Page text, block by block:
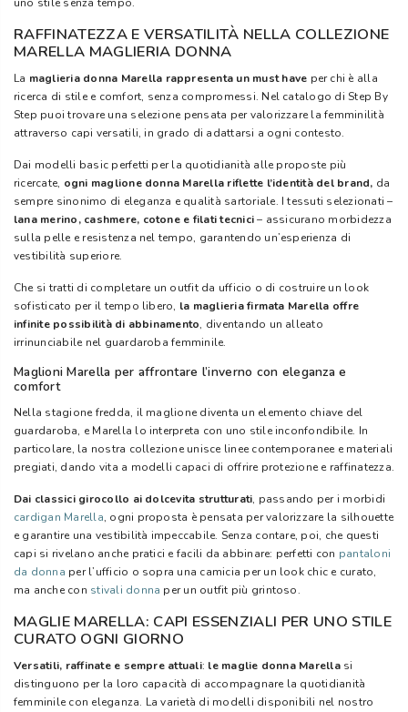
RAFFINATEZZA E VERSATILITÀ NELLA COLLEZIONE
MARELLA MAGLIERIA DONNA
La maglieria donna Marella rappresenta un must have per chi è alla
ricerca di stile e comfort, senza compromessi. Nel catalogo di Step By
Step puoi trovare una selezione pensata per valorizzare la femminilità
attraverso capi versatili, in grado di adattarsi a ogni contesto.
Dai modelli basic perfetti per la quotidianità alle proposte più
ricercate, ogni maglione donna Marella riflette l’identità del brand, da
sempre sinonimo di eleganza e qualità sartoriale. I tessuti selezionati –
lana merino, cashmere, cotone e filati tecnici– assicurano morbidezza
sulla pelle e resistenza nel tempo, garantendo un’esperienza di
vestibilità superiore.
Che si tratti di completare un outfit da ufficio o di costruire un look
sofisticato per il tempo libero, la maglieria firmata Marella offre
infinite possibilità di abbinamento, diventando un alleato
irrinunciabile nel guardaroba femminile.
Maglioni Marella per affrontare l’inverno con eleganza e
comfort
Nella stagione fredda, il maglione diventa un elemento chiave del
guardaroba, e Marella lo interpreta con uno stile inconfondibile. In
particolare, la nostra collezione unisce linee contemporanee e materiali
pregiati, dando vita a modelli capaci di offrire protezione e raffinatezza.
Dai classici girocollo ai dolcevita strutturati, passando per i morbidi
cardigan Marella, ogni proposta è pensata per valorizzare la silhouette
e garantire una vestibilità impeccabile. Senza contare, poi, che questi
capi si rivelano anche pratici e facili da abbinare: perfetti con pantaloni
da donna per l’ufficio o sopra una camicia per un look chic e curato,
ma anche con stivali donna per un outfit più grintoso.
MAGLIE MARELLA: CAPI ESSENZIALI PER UNO STILE
CURATO OGNI GIORNO
Versatili, raffinate e sempre attuali: le maglie donna Marellasi
distinguono per la loro capacità di accompagnare la quotidianità
femminile con eleganza. La varietà di modelli disponibili nel nostro